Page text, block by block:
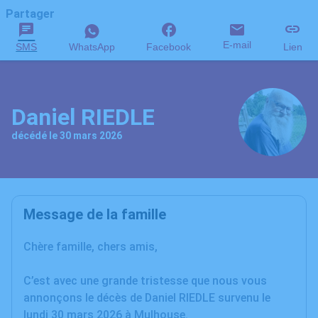
Partager
SMS WhatsApp Facebook E-mail Lien
Daniel RIEDLE
décédé le 30 mars 2026
Message de la famille
Chère famille, chers amis,
C’est avec une grande tristesse que nous vous
annonçons le décès de Daniel RIEDLE survenu le
lundi 30 mars 2026 à Mulhouse.